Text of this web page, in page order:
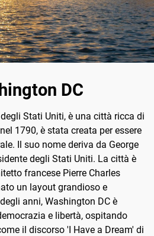
DC
Stati Uniti, è una città ricca di
1790, è stata creata per essere
Il suo nome deriva da George
degli Stati Uniti. La città è
francese Pierre Charles
un layout grandioso e
anni, Washington DC è
e libertà, ospitando
il discorso 'I Have a Dream' di